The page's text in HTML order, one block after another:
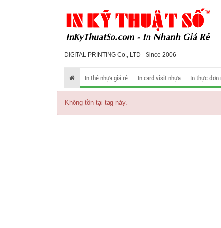
DIGITAL PRINTING Co., LTD - Since 2006
In thẻ nhựa giá rẻ In card visit nhựa In thực đơn
Không tồn tại tag này.